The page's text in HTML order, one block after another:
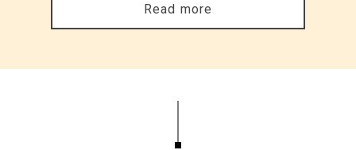
Read more